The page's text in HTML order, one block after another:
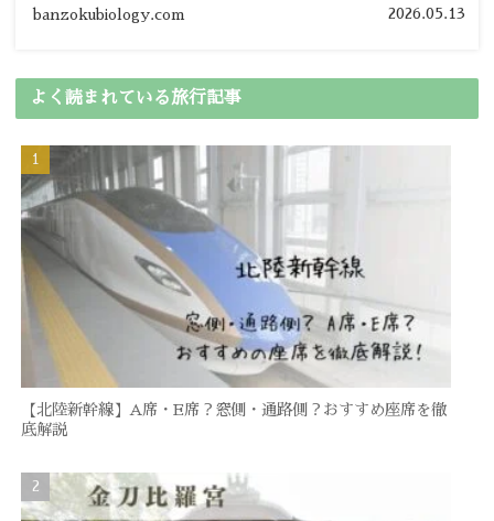
banzokubiology.com 2026.05.13
よく読まれている旅行記事
【北陸新幹線】A席・E席？窓側・通路側？おすすめ座席を徹
底解説